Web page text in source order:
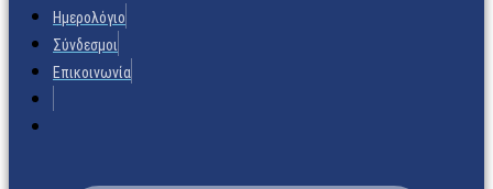
Ημερολόγιο
Σύνδεσμοι
Επικοινωνία